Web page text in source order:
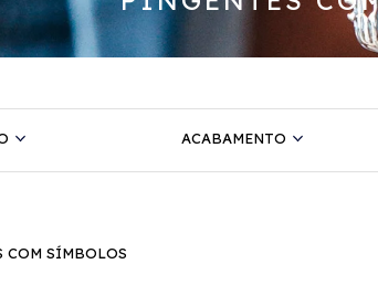
ACABAMENTO
COM SÍMBOLOS